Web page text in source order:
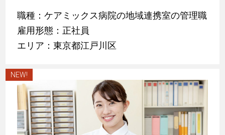
職種：ケアミックス病院の地域連携室の管理職
雇用形態：正社員
エリア：東京都江戸川区
NEW!